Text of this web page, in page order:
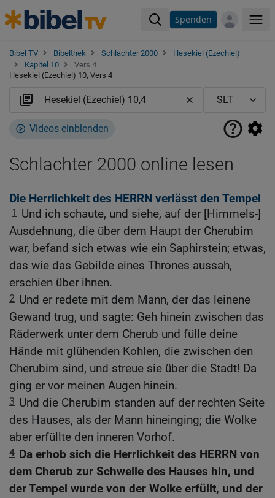
Spenden
Bibel TV Bibelthek Schlachter 2000
Hesekiel (Ezechiel)
Kapitel 10
Vers 4
Hesekiel (Ezechiel) 10, Vers 4
Videos einblenden
Schlachter 2000 online lesen
Die Herrlichkeit des HERRN verlässt den Tempel
1
Und ich schaute, und siehe, auf der [Himmels-]
Ausdehnung, die über dem Haupt der Cherubim
war, befand sich etwas wie ein Saphirstein; etwas,
das wie das Gebilde eines Thrones aussah,
erschien über ihnen.
2 Und er redete mit dem Mann, der das leinene
Gewand trug, und sagte: Geh hinein zwischen das
Räderwerk unter dem Cherub und fülle deine
Hände mit glühenden Kohlen, die zwischen den
Cherubim sind, und streue sie über die Stadt! Da
ging er vor meinen Augen hinein.
3 Und die Cherubim standen auf der rechten Seite
des Hauses, als der Mann hineinging; die Wolke
aber erfüllte den inneren Vorhof.
4 Da erhob sich die Herrlichkeit des HERRN von
dem Cherub zur Schwelle des Hauses hin, und
der Tempel wurde von der Wolke erfüllt, und der